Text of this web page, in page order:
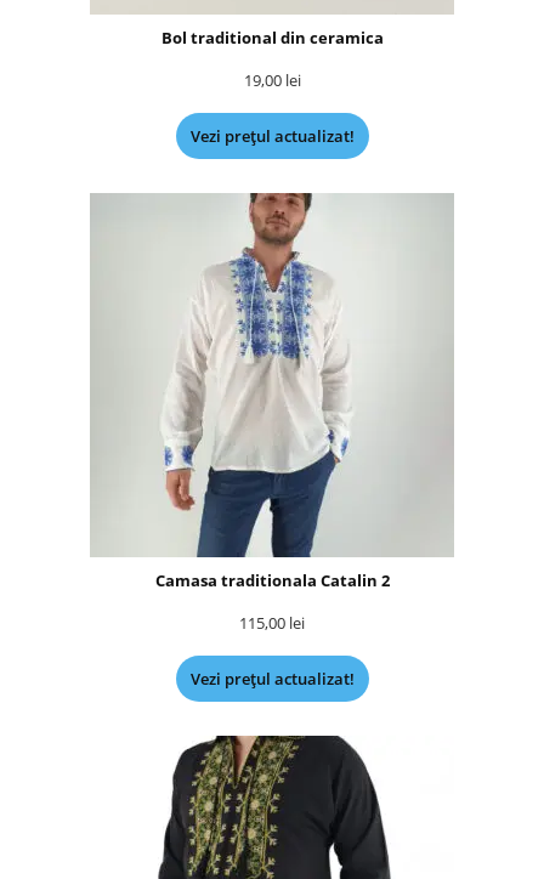
Bol traditional din ceramica
19,00 lei
Vezi prețul actualizat!
Camasa traditionala Catalin 2
115,00 lei
Vezi prețul actualizat!